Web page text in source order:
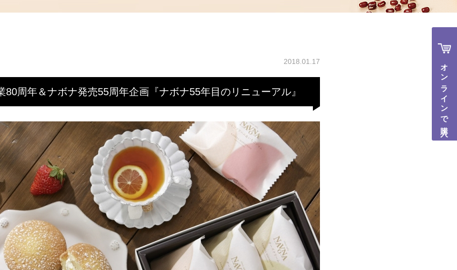
2018.01.17
80周年＆ナボナ発売55周年企画『ナボナ55年目のリニューアル』 オンラインで購入